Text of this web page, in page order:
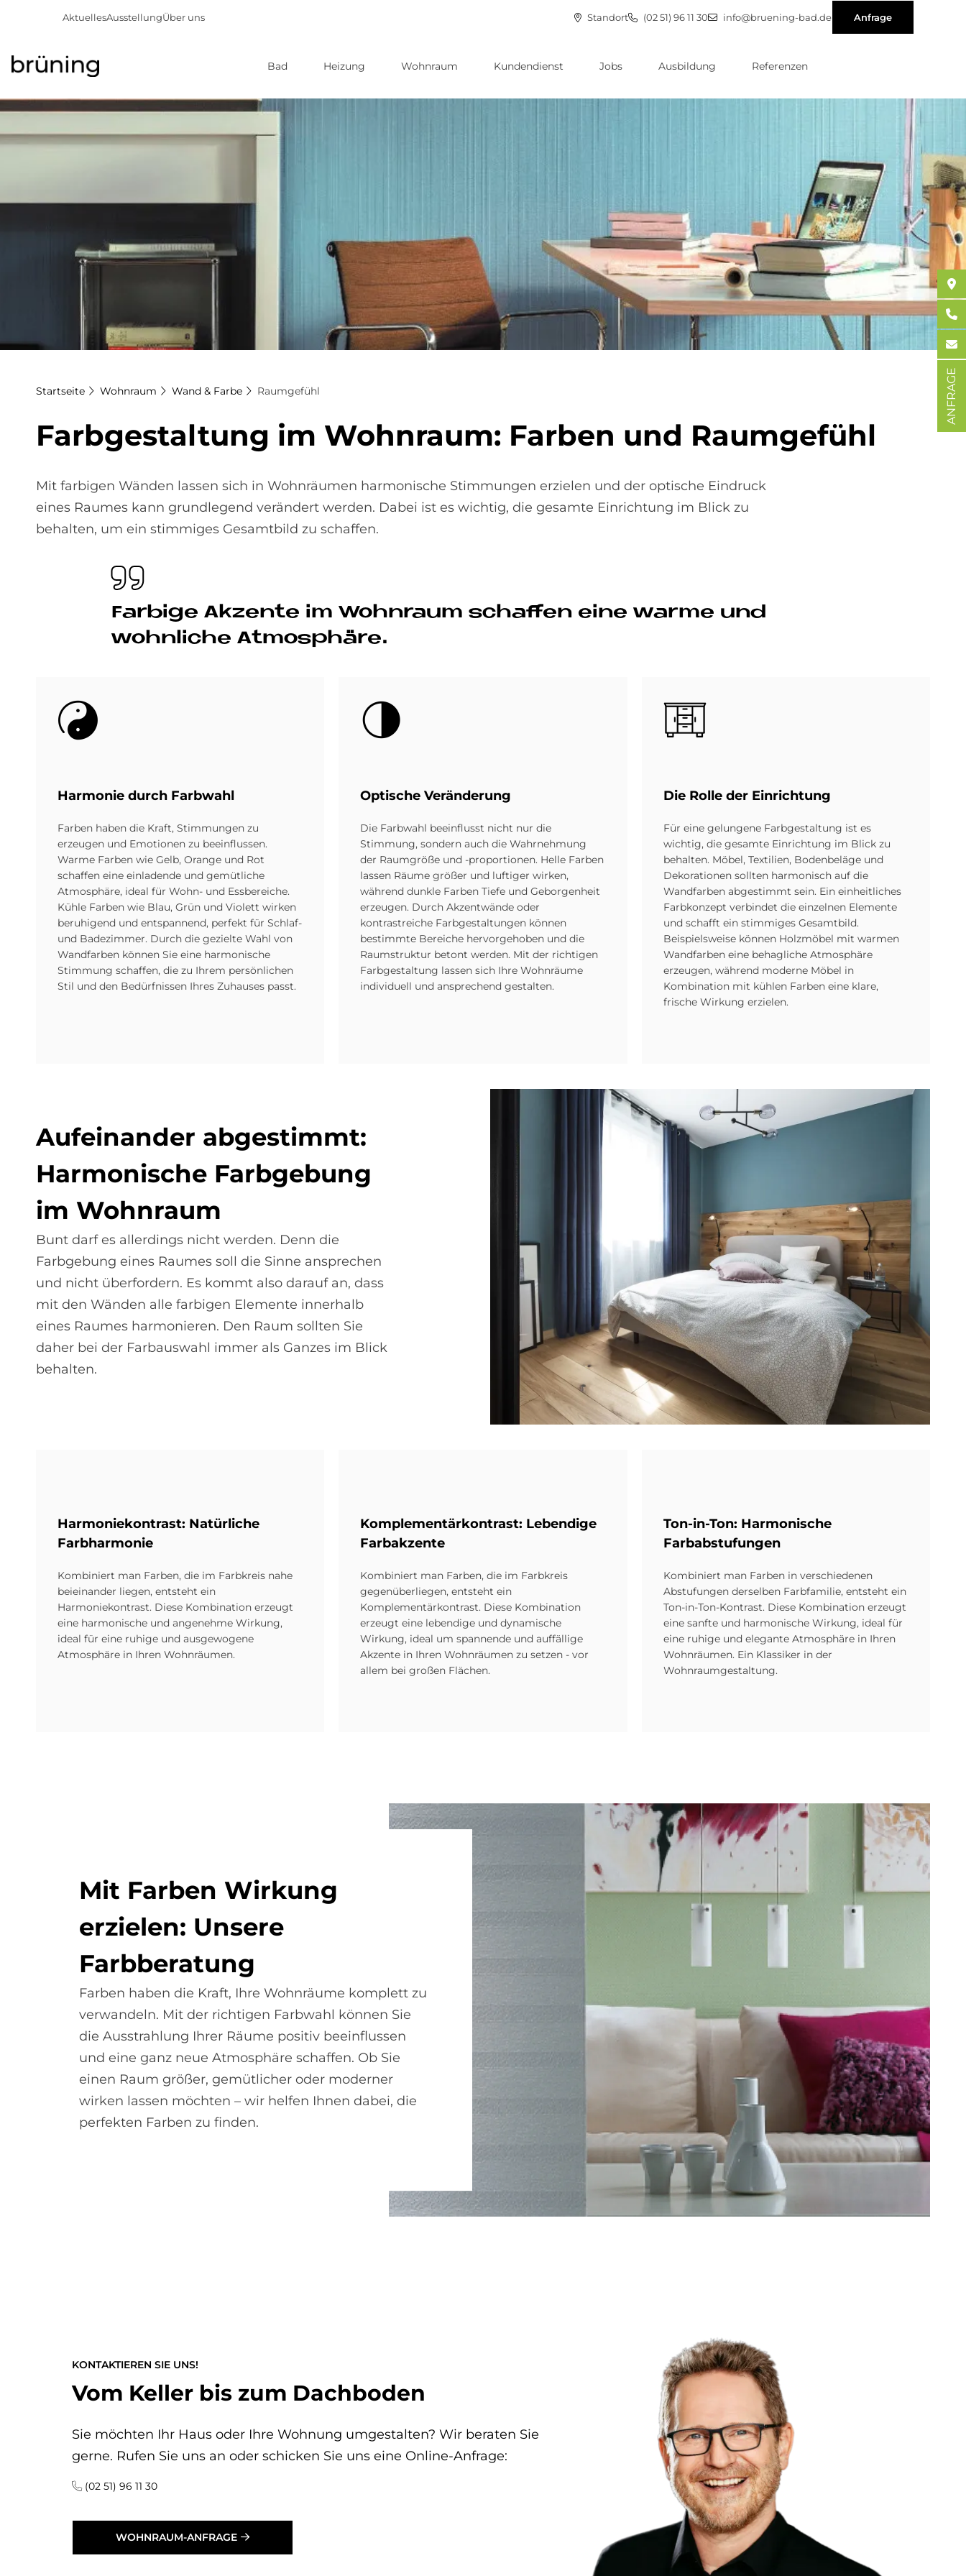
Direkt
zum
AktuellesAusstellungÜber uns Standort (02 51) 96 11 30 info@bruening-bad.de Anfrage
Bad Heizung Wohnraum Kundendienst Jobs Ausbildung Referenzen
Startseite Wohnraum Wand & Farbe Raumgefühl
Farb­ge­stal­tung im Wohn­raum: Far­ben und Raum­ge­fühl
Mit farbigen Wänden lassen sich in Wohnräumen harmonische Stimmungen erzielen und der optische Eindruck
eines Raumes kann grundlegend verändert werden. Dabei ist es wichtig, die gesamte Einrichtung im Blick zu
behalten, um ein stimmiges Gesamtbild zu schaffen.
Far­bi­ge Ak­zen­te im Wohn­raum schaf­fen eine war­me und
wohn­li­che At­mo­sphä­re.
Bild
Har­mo­nie durch Farb­wahl
Farben haben die Kraft, Stimmungen zu
erzeugen und Emotionen zu beeinflussen.
Warme Farben wie Gelb, Orange und Rot
schaffen eine einladende und gemütliche
Atmosphäre, ideal für Wohn- und Essbereiche.
Kühle Farben wie Blau, Grün und Violett wirken
beruhigend und entspannend, perfekt für Schlaf-
und Badezimmer. Durch die gezielte Wahl von
Wandfarben können Sie eine harmonische
Stimmung schaffen, die zu Ihrem persönlichen
Stil und den Bedürfnissen Ihres Zuhauses passt.
Bild
Op­ti­sche Ver­än­de­rung
Die Farbwahl beeinflusst nicht nur die
Stimmung, sondern auch die Wahrnehmung
der Raumgröße und -proportionen. Helle Farben
lassen Räume größer und luftiger wirken,
während dunkle Farben Tiefe und Geborgenheit
erzeugen. Durch Akzentwände oder
kontrastreiche Farbgestaltungen können
bestimmte Bereiche hervorgehoben und die
Raumstruktur betont werden. Mit der richtigen
Farbgestaltung lassen sich Ihre Wohnräume
individuell und ansprechend gestalten.
Bild
Die Rol­le der Ein­rich­tung
Für eine gelungene Farbgestaltung ist es
wichtig, die gesamte Einrichtung im Blick zu
behalten. Möbel, Textilien, Bodenbeläge und
Dekorationen sollten harmonisch auf die
Wandfarben abgestimmt sein. Ein einheitliches
Farbkonzept verbindet die einzelnen Elemente
und schafft ein stimmiges Gesamtbild.
Beispielsweise können Holzmöbel mit warmen
Wandfarben eine behagliche Atmosphäre
erzeugen, während moderne Möbel in
Kombination mit kühlen Farben eine klare,
frische Wirkung erzielen.
Auf­ein­an­der ab­ge­stim­mt:
Har­mo­ni­sche Farb­ge­bung
im Wohn­raum
Bunt darf es allerdings nicht werden. Denn die
Farbgebung eines Raumes soll die Sinne ansprechen
und nicht überfordern. Es kommt also darauf an, dass
mit den Wänden alle farbigen Elemente innerhalb
eines Raumes harmonieren. Den Raum sollten Sie
daher bei der Farbauswahl immer als Ganzes im Blick
behalten.
Harmoniekontrast: Natürliche
Farbharmonie
Kombiniert man Farben, die im Farbkreis nahe
beieinander liegen, entsteht ein
Harmoniekontrast. Diese Kombination erzeugt
eine harmonische und angenehme Wirkung,
ideal für eine ruhige und ausgewogene
Atmosphäre in Ihren Wohnräumen.
Komplementärkontrast: Lebendige
Farbakzente
Kombiniert man Farben, die im Farbkreis
gegenüberliegen, entsteht ein
Komplementärkontrast. Diese Kombination
erzeugt eine lebendige und dynamische
Wirkung, ideal um spannende und auffällige
Akzente in Ihren Wohnräumen zu setzen - vor
allem bei großen Flächen.
Ton-in-Ton: Harmonische
Farbabstufungen
Kombiniert man Farben in verschiedenen
Abstufungen derselben Farbfamilie, entsteht ein
Ton-in-Ton-Kontrast. Diese Kombination erzeugt
eine sanfte und harmonische Wirkung, ideal für
eine ruhige und elegante Atmosphäre in Ihren
Wohnräumen. Ein Klassiker in der
Wohnraumgestaltung.
Mit Far­ben Wir­kung
er­zie­len: Un­se­re
Farb­be­ra­tung
Farben haben die Kraft, Ihre Wohnräume komplett zu
verwandeln. Mit der richtigen Farbwahl können Sie
die Ausstrahlung Ihrer Räume positiv beeinflussen
und eine ganz neue Atmosphäre schaffen. Ob Sie
einen Raum größer, gemütlicher oder moderner
wirken lassen möchten – wir helfen Ihnen dabei, die
perfekten Farben zu finden.
KONTAKTIEREN SIE UNS!
Vom Keller bis zum Dachboden
Sie möchten Ihr Haus oder Ihre Wohnung umgestalten? Wir beraten Sie
gerne. Rufen Sie uns an oder schicken Sie uns eine Online-Anfrage:
(02 51) 96 11 30
WOHNRAUM-ANFRAGE
ANFRAGE